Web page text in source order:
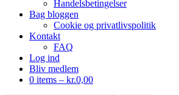
Handelsbetingelser
Bag bloggen
Cookie og privatlivspolitik
Kontakt
FAQ
Log ind
Bliv medlem
0 items – kr.0,00